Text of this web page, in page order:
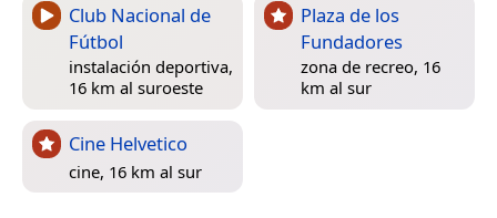
Club Nacional de
Fútbol
instalación deportiva,
16 km al suroeste
Plaza de los
Fundadores
zona de recreo, 16
km al sur
Cine Helvetico
cine, 16 km al sur